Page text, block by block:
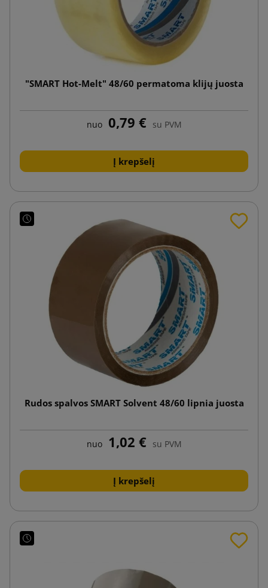
"SMART Hot-Melt" 48/60 permatoma klijų juosta
nuo 0,79 € su PVM
Į krepšelį
Rudos spalvos SMART Solvent 48/60 lipnia juosta
nuo 1,02 € su PVM
Į krepšelį